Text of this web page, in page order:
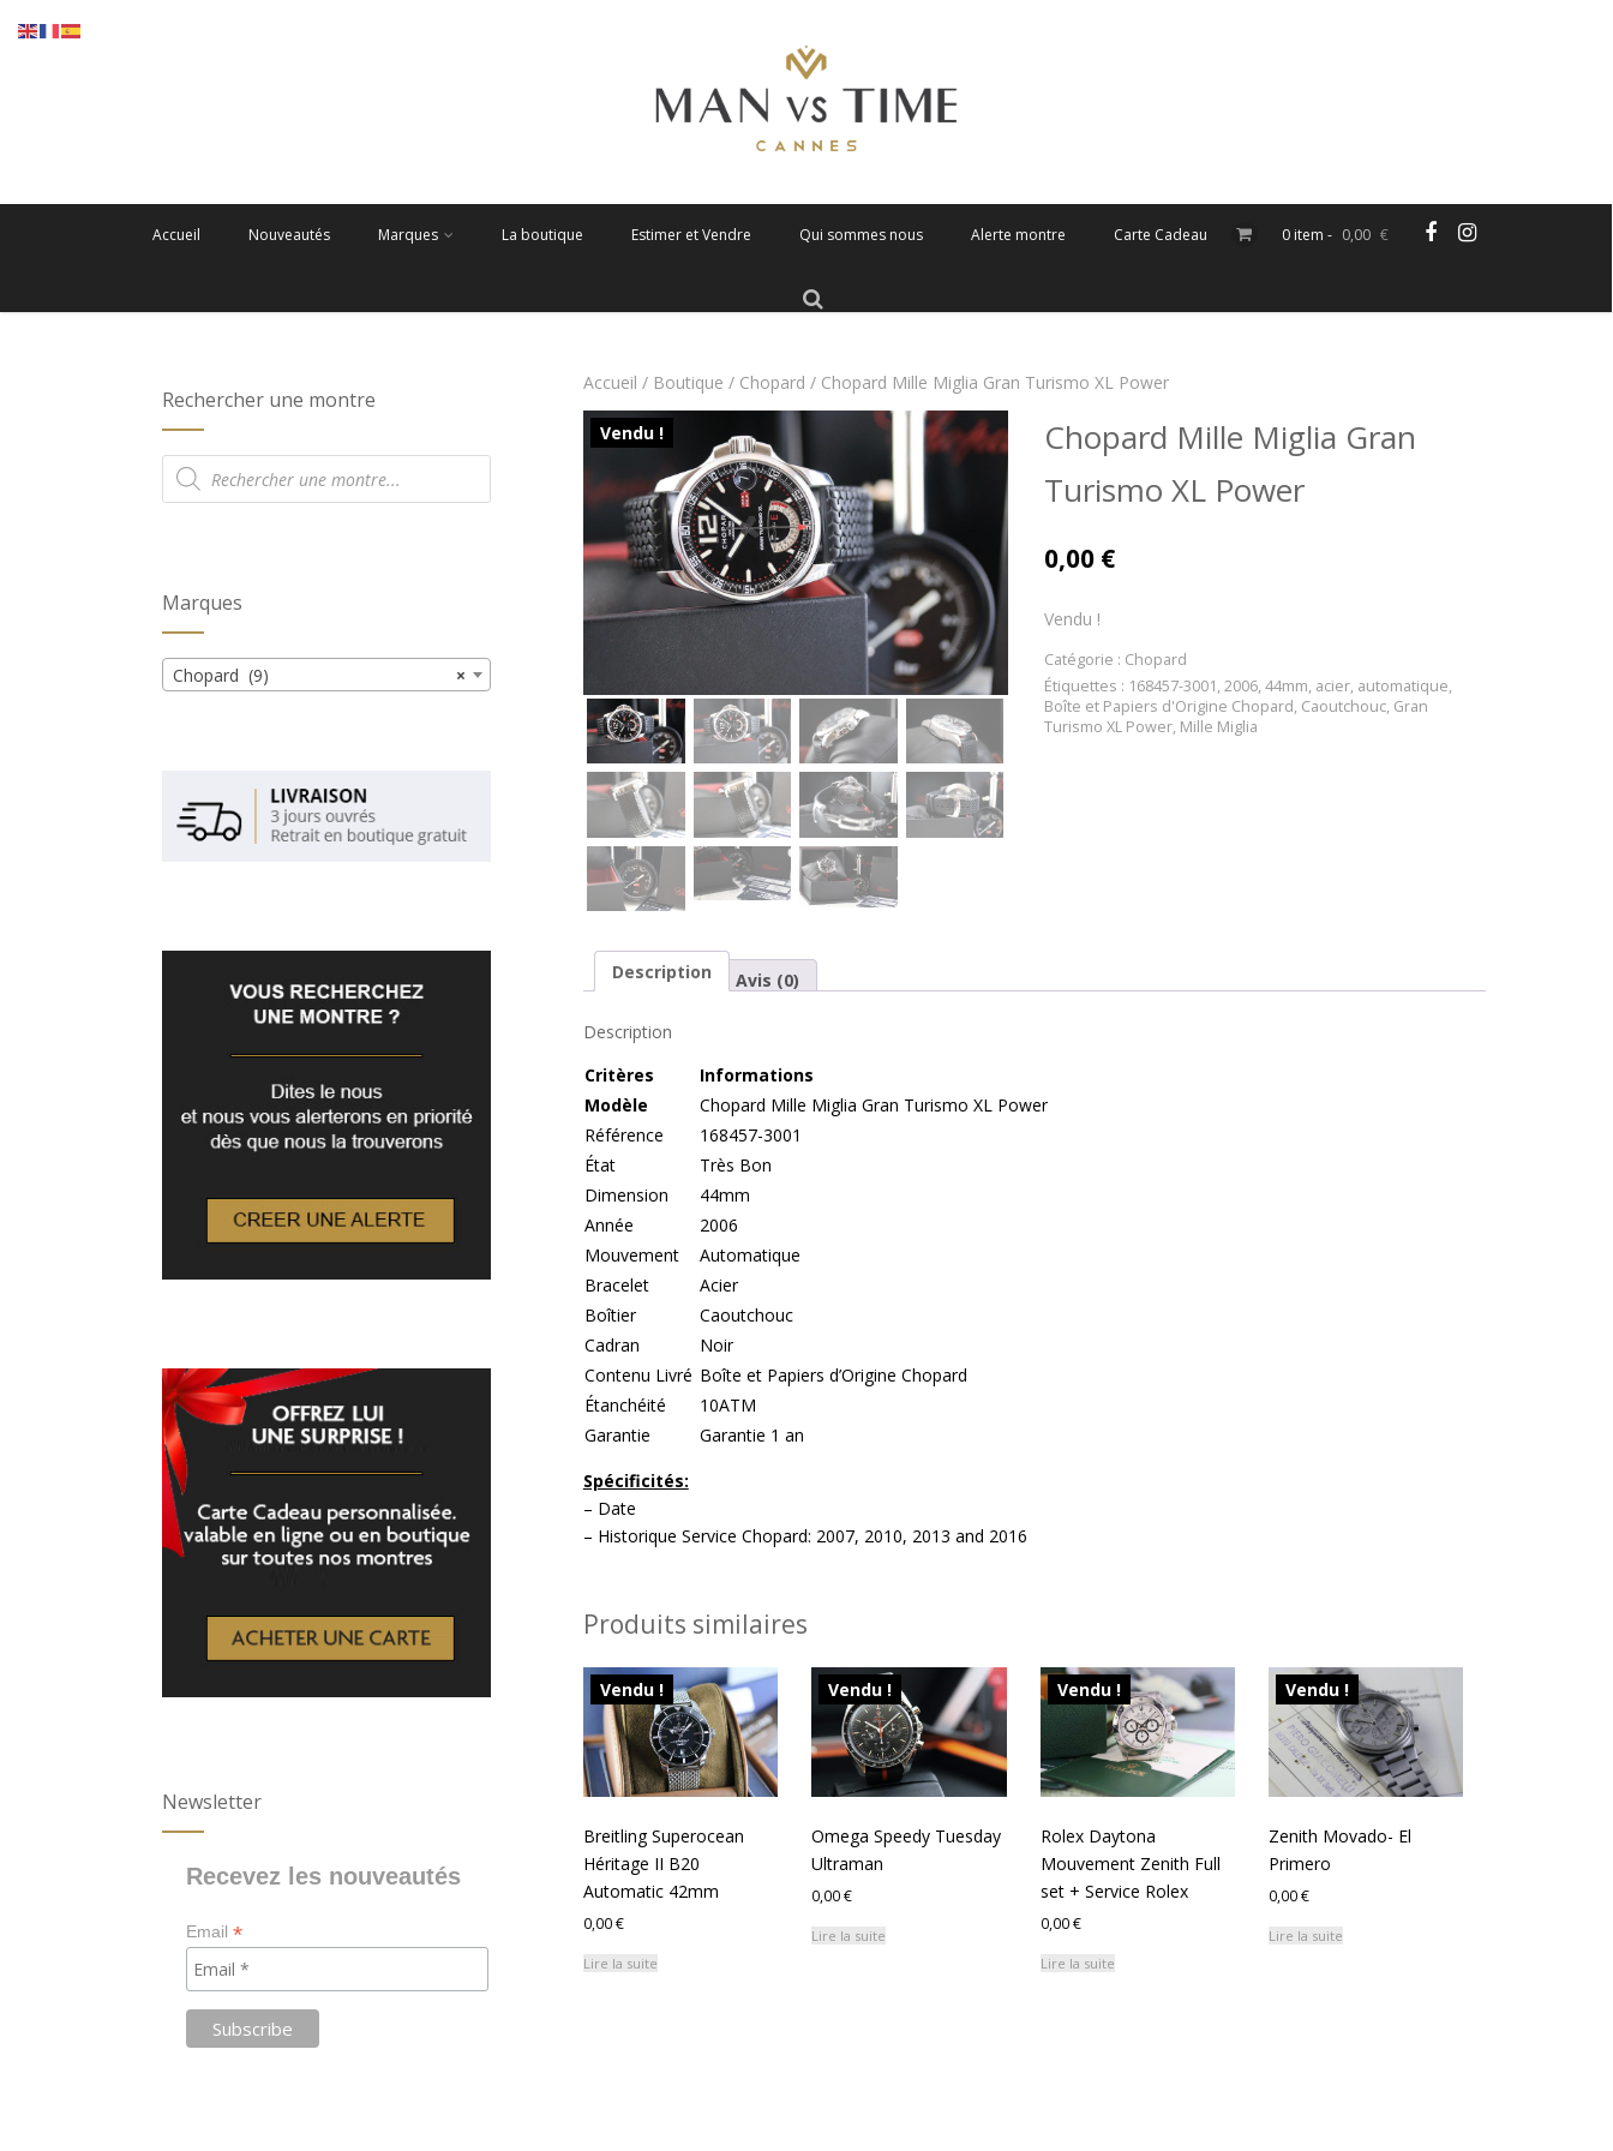
Accueil Nouveautés Marques La boutique Estimer et Vendre Qui sommes nous Alerte montre Carte Cadeau 0 item - 0,00 €
Accueil / Boutique / Chopard / Chopard Mille Miglia Gran Turismo XL Power
Vendu !
Chopard Mille Miglia Gran
Turismo XL Power
0,00 €
Vendu !
Catégorie : Chopard
Étiquettes : 168457-3001, 2006, 44mm, acier, automatique,
Boîte et Papiers d'Origine Chopard, Caoutchouc, Gran
Turismo XL Power, Mille Miglia
Description Avis (0)
Description
Critères
Informations
Modèle
Chopard Mille Miglia Gran Turismo XL Power
Référence
168457-3001
État
Très Bon
Dimension
44mm
Année
2006
Mouvement
Automatique
Bracelet
Acier
Boîtier
Caoutchouc
Cadran
Noir
Contenu Livré Boîte et Papiers d’Origine Chopard
Étanchéité
10ATM
Garantie
Garantie 1 an
Spécificités:
– Date
– Historique Service Chopard: 2007, 2010, 2013 and 2016
Produits similaires
Vendu !
Breitling Superocean
Héritage II B20
Automatic 42mm
0,00€
Lire la suite
Vendu !
Omega Speedy Tuesday
Ultraman
0,00€
Lire la suite
Vendu !
Rolex Daytona
Mouvement Zenith Full
set + Service Rolex
0,00€
Lire la suite
Vendu !
Zenith Movado- El
Primero
0,00€
Lire la suite
Rechercher une montre
Recherche
de
produits
Marques
×
Chopard (9)
Newsletter
Recevez les nouveautés
Email*